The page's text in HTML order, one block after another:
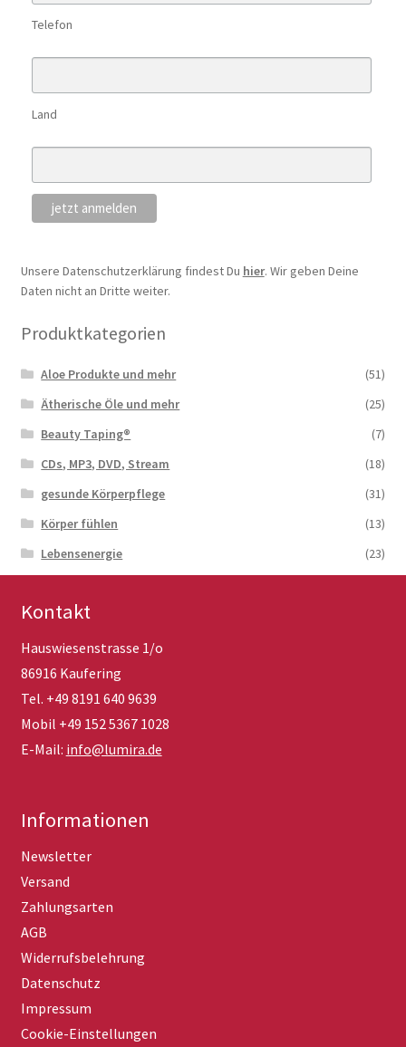
Telefon
Land
Unsere Datenschutzerklärung findest Du hier. Wir geben Deine
Daten nicht an Dritte weiter.
Produktkategorien
Aloe Produkte und mehr
(51)
Ätherische Öle und mehr
(25)
Beauty Taping®
(7)
CDs, MP3, DVD, Stream
(18)
gesunde Körperpflege
(31)
Körper fühlen
(13)
Lebensenergie
(23)
Kontakt
Hauswiesenstrasse 1/o
86916 Kaufering
Tel. +49 8191 640 9639
Mobil +49 152 5367 1028
E-Mail: info@lumira.de
Informationen
Newsletter
Versand
Zahlungsarten
AGB
Widerrufsbelehrung
Datenschutz
Impressum
Cookie-Einstellungen